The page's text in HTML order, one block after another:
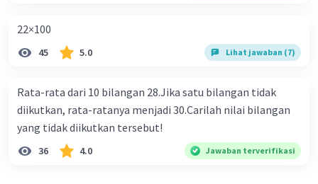
22×100
45 5.0 Lihat jawaban (7)
Rata-rata dari 10 bilangan 28.Jika satu bilangan tidak
diikutkan, rata-ratanya menjadi 30.Carilah nilai bilangan
yang tidak diikutkan tersebut!
36 4.0 Jawaban terverifikasi